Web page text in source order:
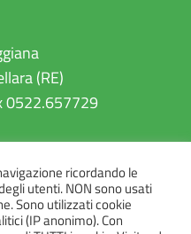
(RE)
0522.657729
ricordando le
utenti. NON sono usati
Sono utilizzati cookie
(IP anonimo). Con